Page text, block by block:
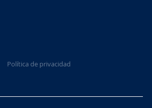
Política de privacidad